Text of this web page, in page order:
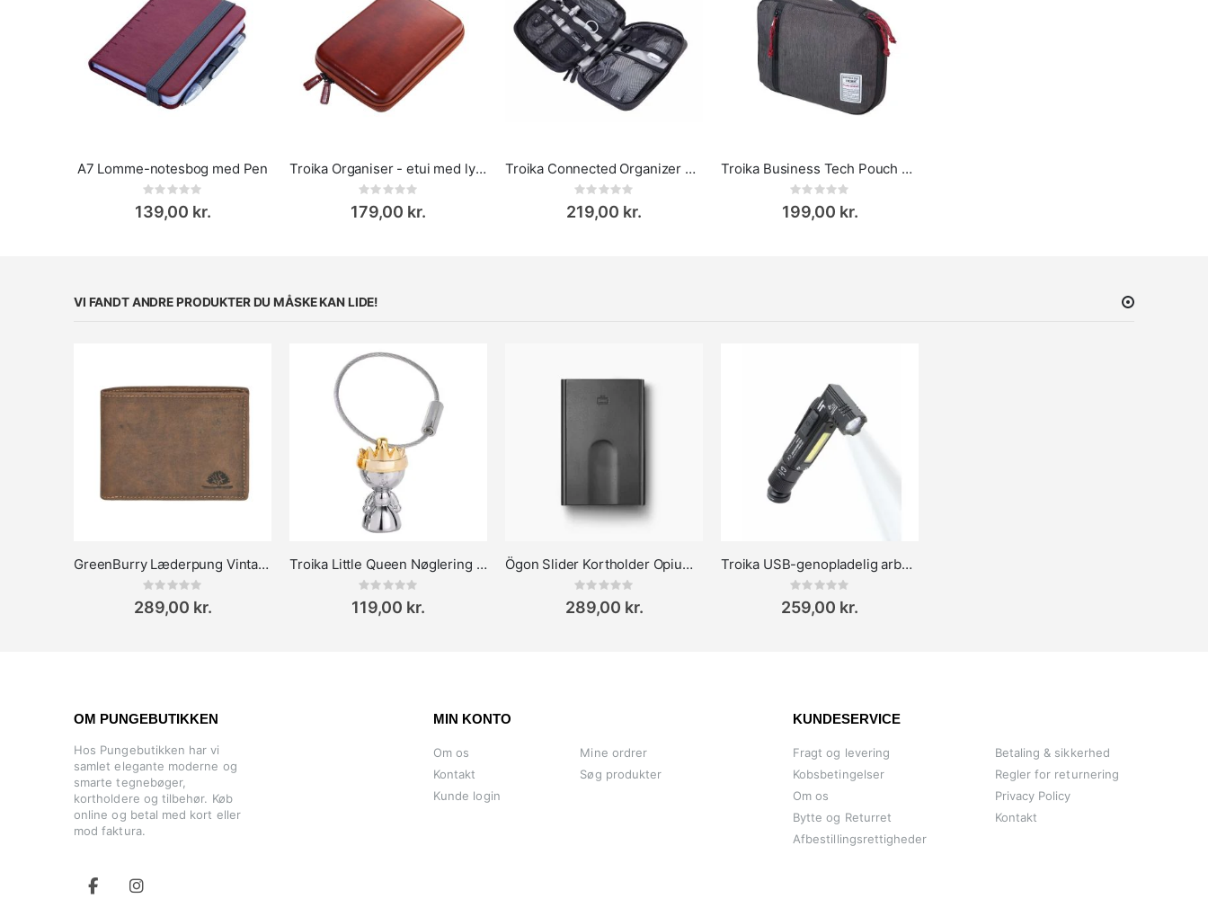
A7 Lomme-notesbog med Pen
Rating:
139,00 kr.
Troika Organiser - etui med lynlås
Rating:
179,00 kr.
Troika Connected Organizer Taske
Rating:
219,00 kr.
Troika Business Tech Pouch – Organizer til Kabler og Elektronik
Rating:
199,00 kr.
VI FANDT ANDRE PRODUKTER DU MÅSKE KAN LIDE!
GreenBurry Læderpung Vintage
Rating:
289,00 kr.
Troika Little Queen Nøglering Dronning med guldkrone
Rating:
119,00 kr.
Ögon Slider Kortholder Opium Black
Rating:
289,00 kr.
Troika USB-genopladelig arbejdssikkerheds- og pandelampe
Rating:
259,00 kr.
OM PUNGEBUTIKKEN
Hos Pungebutikken har vi
samlet elegante moderne og
smarte tegnebøger,
kortholdere og tilbehør. Køb
online og betal med kort eller
mod faktura.
MIN KONTO
Om os
Kontakt
Kunde login
Mine ordrer
Søg produkter
KUNDESERVICE
Fragt og levering
Kobsbetingelser
Om os
Bytte og Returret
Afbestillingsrettigheder
Betaling & sikkerhed
Regler for returnering
Privacy Policy
Kontakt